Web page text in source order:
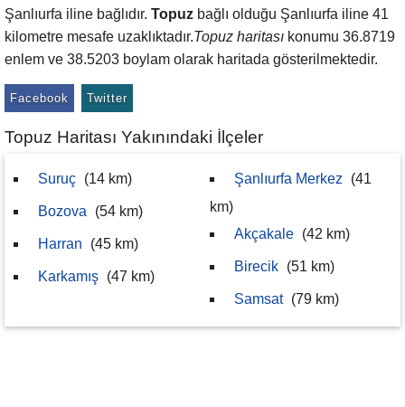
Şanlıurfa iline bağlıdır. Topuz bağlı olduğu Şanlıurfa iline 41
kilometre mesafe uzaklıktadır.Topuz haritası konumu 36.8719
enlem ve 38.5203 boylam olarak haritada gösterilmektedir.
Facebook Twitter
Topuz Haritası Yakınındaki İlçeler
Suruç (14 km)
Bozova (54 km)
Harran (45 km)
Karkamış (47 km)
Şanlıurfa Merkez
(41
km)
Akçakale (42 km)
Birecik (51 km)
Samsat (79 km)